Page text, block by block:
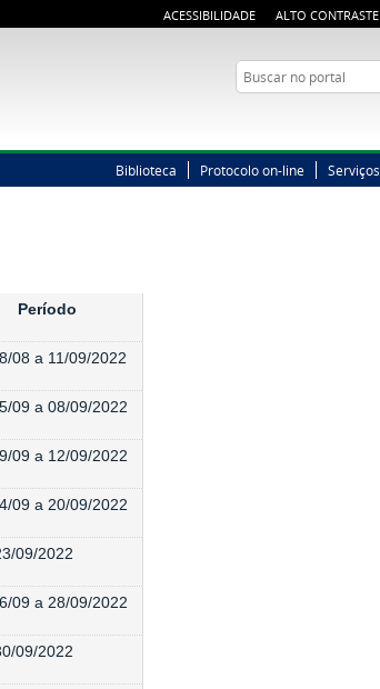
ACESSIBILIDADE ALTO CONTRASTE
Busca
Biblioteca Protocolo on-line Serviços
Período
08 a 11/09/2022
09 a 08/09/2022
09 a 12/09/2022
09 a 20/09/2022
09/2022
09 a 28/09/2022
09/2022